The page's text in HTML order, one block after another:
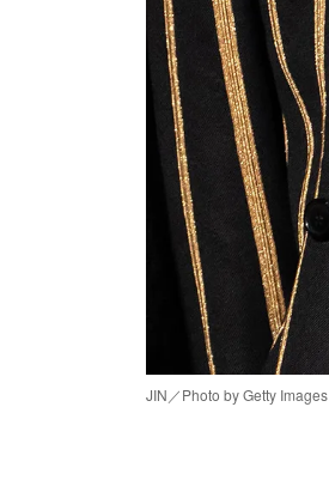
JIN／Photo by Getty Images